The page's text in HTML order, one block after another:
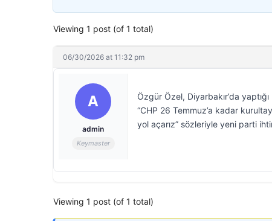
Viewing 1 post (of 1 total)
06/30/2026 at 11:32 pm
A
admin
Keymaster
Özgür Özel, Diyarbakır’da yaptığı
“CHP 26 Temmuz’a kadar
yol açarız” sözleriyle yeni parti
Viewing 1 post (of 1 total)